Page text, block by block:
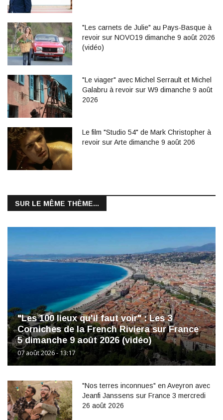
"Les carnets de Julie" au Pays-Basque à
revoir sur NOVO19 dimanche 9 août 2026
(vidéo)
"Le viager" avec Michel Serrault et Michel
Galabru à revoir sur W9 dimanche 9 août
2026
Le film "Studio 54" de Mark Christopher à
revoir sur Arte dimanche 9 août 206
SUR LE MÊME THÈME...
"Les 100 lieux qu'il faut voir" : Les 3
Corniches de la French Riviera sur France
5 dimanche 9 août 2026 (vidéo)
07 août 2026 - 13:17
"Nos terres inconnues" en Aveyron avec
Jeanfi Janssens sur France 3 mercredi
26 août 2026